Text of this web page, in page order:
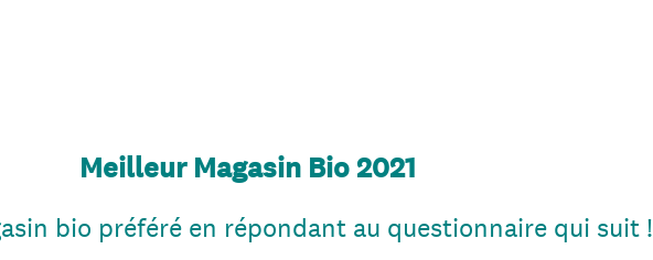
Meilleur Magasin Bio 2021
bio préféré en répondant au questionnaire qui suit !